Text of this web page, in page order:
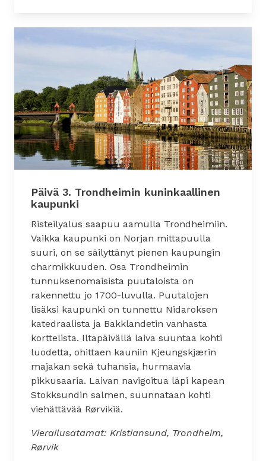
Päivä 3. Trondheimin kuninkaallinen
kaupunki
Risteilyalus saapuu aamulla Trondheimiin.
Vaikka kaupunki on Norjan mittapuulla
suuri, on se säilyttänyt pienen kaupungin
charmikkuuden. Osa Trondheimin
tunnuksenomaisista puutaloista on
rakennettu jo 1700-luvulla. Puutalojen
lisäksi kaupunki on tunnettu Nidaroksen
katedraalista ja Bakklandetin vanhasta
korttelista. Iltapäivällä laiva suuntaa kohti
luodetta, ohittaen kauniin Kjeungskjærin
majakan sekä tuhansia, hurmaavia
pikkusaaria. Laivan navigoitua läpi kapean
Stokksundin salmen, suunnataan kohti
viehättävää Rørvikiä.
Vierailusatamat: Kristiansund, Trondheim,
Rørvik